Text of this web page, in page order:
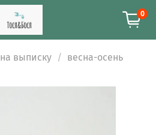
0
выписку весна-осень